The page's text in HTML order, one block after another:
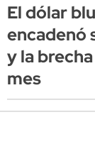
El dólar
encadenó
y la
mes